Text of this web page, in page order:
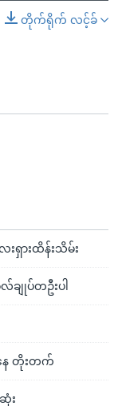
တိုက်ရိုက် လင့်ခ်
ရှားထိန်းသိမ်း
ျုပ်တဦးပါ
နေ တိုးတက်
း